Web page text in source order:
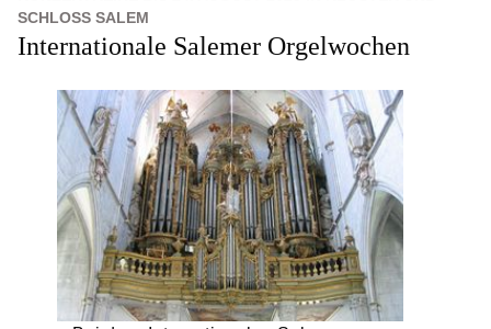
SCHLOSS SALEM
Internationale Salemer Orgelwochen